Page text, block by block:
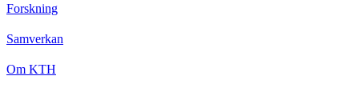
Forskning
Samverkan
Om KTH